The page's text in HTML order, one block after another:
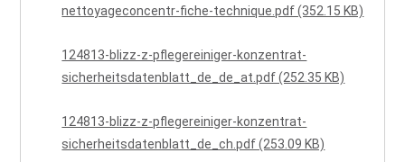
nettoyageconcentr-fiche-technique.pdf (352.15 KB)
124813-blizz-z-pflegereiniger-konzentrat-
sicherheitsdatenblatt_de_de_at.pdf (252.35 KB)
124813-blizz-z-pflegereiniger-konzentrat-
sicherheitsdatenblatt_de_ch.pdf (253.09 KB)